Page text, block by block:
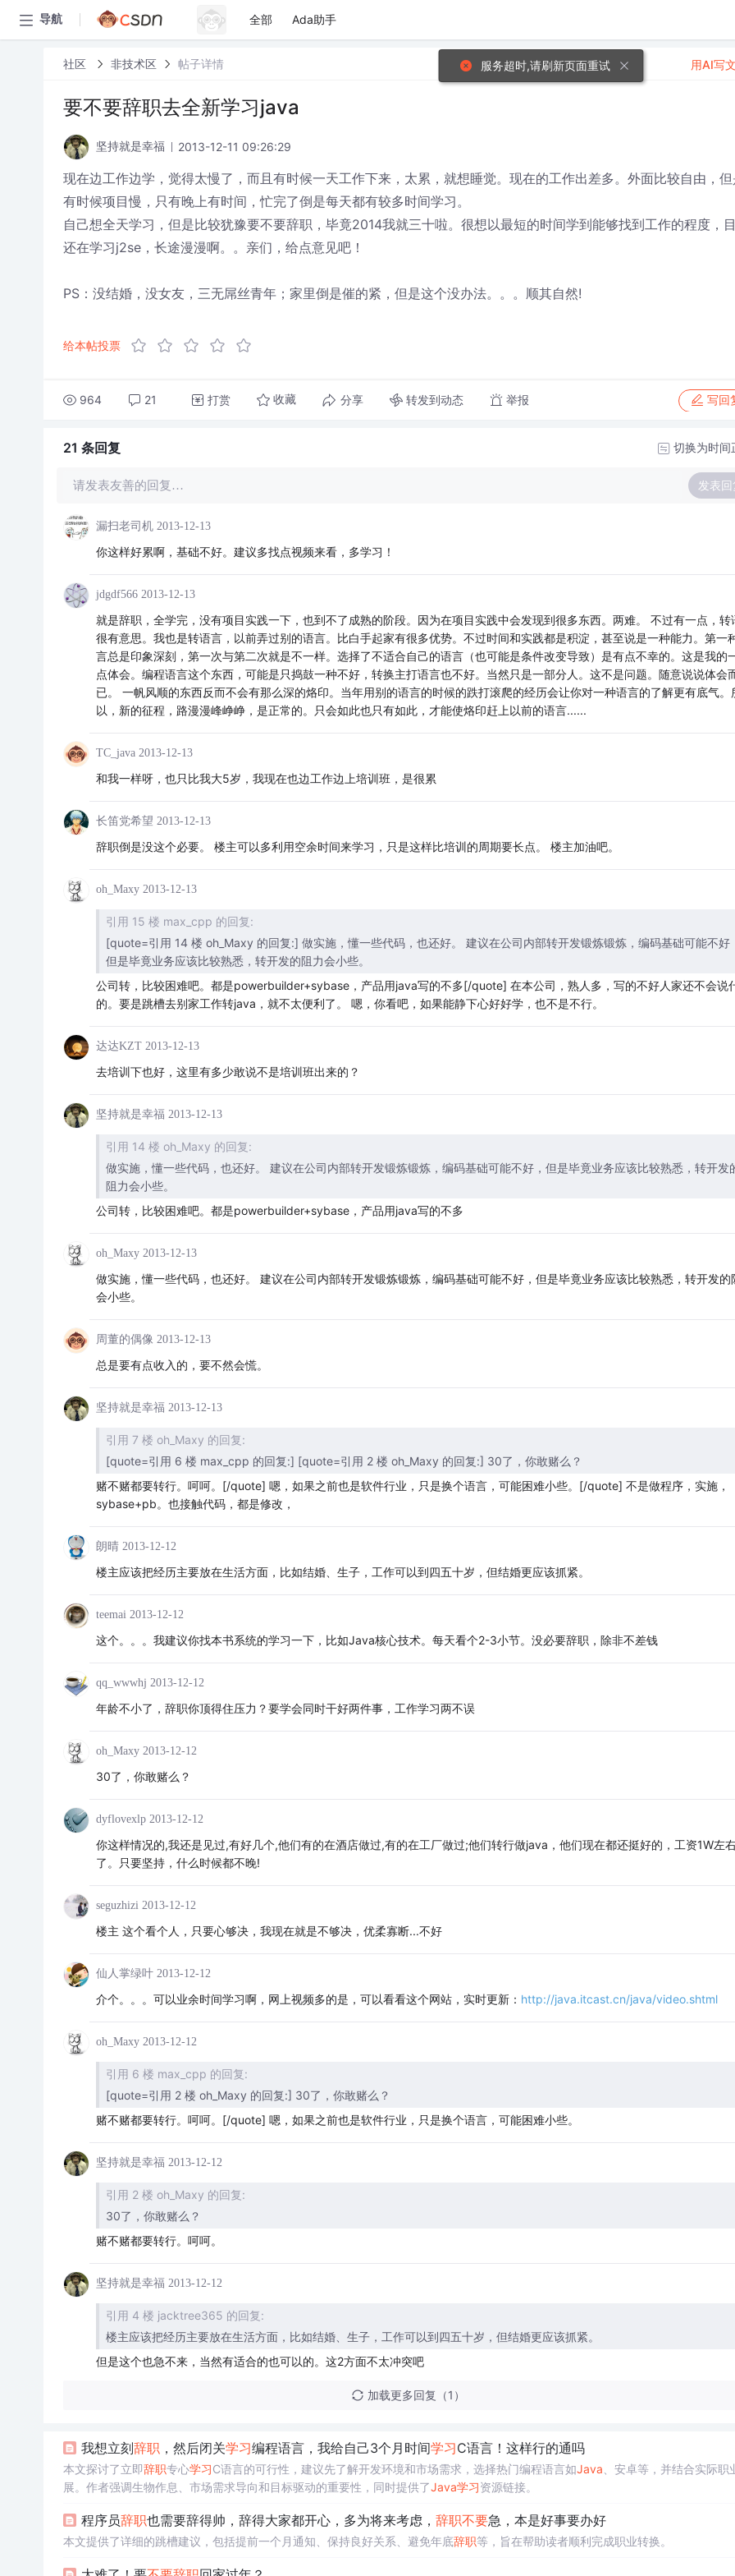
导航 全部 Ada助手
社区 非技术区 帖子详情
要不要辞职去全新学习java
坚持就是幸福 2013-12-11 09:26:29
现在边工作边学，觉得太慢了，而且有时候一天工作下来，太累，就想睡觉。现在的工作出差多。外面比较自由，但
有时候项目慢，只有晚上有时间，忙完了倒是每天都有较多时间学习。
自己想全天学习，但是比较犹豫要不要辞职，毕竟2014我就三十啦。很想以最短的时间学到能够找到工作的程度，
还在学习j2se，长途漫漫啊。。亲们，给点意见吧！
PS：没结婚，没女友，三无屌丝青年；家里倒是催的紧，但是这个没办法。。。顺其自然!
给本帖投票
964 21 打赏 收藏 分享 转发到动态 举报 写回
用AI写
21 条回复 切换为时间
请发表友善的回复… 发表回
漏扫老司机 2013-12-13
你这样好累啊，基础不好。建议多找点视频来看，多学习！
jdgdf566 2013-12-13
就是辞职，全学完，没有项目实践一下，也到不了成熟的阶段。因为在项目实践中会发现到很多东西。两难。 不过有一点，转
很有意思。我也是转语言，以前弄过别的语言。比白手起家有很多优势。不过时间和实践都是积淀，甚至说是一种能力。第一
言总是印象深刻，第一次与第二次就是不一样。选择了不适合自己的语言（也可能是条件改变导致）是有点不幸的。这是我的
点体会。编程语言这个东西，可能是只捣鼓一种不好，转换主打语言也不好。当然只是一部分人。这不是问题。随意说说体会
已。 一帆风顺的东西反而不会有那么深的烙印。当年用别的语言的时候的跌打滚爬的经历会让你对一种语言的了解更有底气。
以，新的征程，路漫漫峰峥峥，是正常的。只会如此也只有如此，才能使烙印赶上以前的语言......
TC_java 2013-12-13
和我一样呀，也只比我大5岁，我现在也边工作边上培训班，是很累
长笛党希望 2013-12-13
辞职倒是没这个必要。 楼主可以多利用空余时间来学习，只是这样比培训的周期要长点。 楼主加油吧。
oh_Maxy 2013-12-13
引用 15 楼 max_cpp 的回复:
[quote=引用 14 楼 oh_Maxy 的回复:] 做实施，懂一些代码，也还好。 建议在公司内部转开发锻炼锻炼，编码基础可能不好
但是毕竟业务应该比较熟悉，转开发的阻力会小些。
公司转，比较困难吧。都是powerbuilder+sybase，产品用java写的不多[/quote] 在本公司，熟人多，写的不好人家还不会说
的。要是跳槽去别家工作转java，就不太便利了。 嗯，你看吧，如果能静下心好好学，也不是不行。
达达KZT 2013-12-13
去培训下也好，这里有多少敢说不是培训班出来的？
坚持就是幸福 2013-12-13
引用 14 楼 oh_Maxy 的回复:
做实施，懂一些代码，也还好。 建议在公司内部转开发锻炼锻炼，编码基础可能不好，但是毕竟业务应该比较熟悉，转开发
阻力会小些。
公司转，比较困难吧。都是powerbuilder+sybase，产品用java写的不多
oh_Maxy 2013-12-13
做实施，懂一些代码，也还好。 建议在公司内部转开发锻炼锻炼，编码基础可能不好，但是毕竟业务应该比较熟悉，转开发的
会小些。
周董的偶像 2013-12-13
总是要有点收入的，要不然会慌。
坚持就是幸福 2013-12-13
引用 7 楼 oh_Maxy 的回复:
[quote=引用 6 楼 max_cpp 的回复:] [quote=引用 2 楼 oh_Maxy 的回复:] 30了，你敢赌么？
赌不赌都要转行。呵呵。[/quote] 嗯，如果之前也是软件行业，只是换个语言，可能困难小些。[/quote] 不是做程序，实施，
sybase+pb。也接触代码，都是修改，
朗晴 2013-12-12
楼主应该把经历主要放在生活方面，比如结婚、生子，工作可以到四五十岁，但结婚更应该抓紧。
teemai 2013-12-12
这个。。。我建议你找本书系统的学习一下，比如Java核心技术。每天看个2-3小节。没必要辞职，除非不差钱
qq_wwwhj 2013-12-12
年龄不小了，辞职你顶得住压力？要学会同时干好两件事，工作学习两不误
oh_Maxy 2013-12-12
30了，你敢赌么？
dyflovexlp 2013-12-12
你这样情况的,我还是见过,有好几个,他们有的在酒店做过,有的在工厂做过;他们转行做java，他们现在都还挺好的，工资1W左
了。只要坚持，什么时候都不晚!
seguzhizi 2013-12-12
楼主 这个看个人，只要心够决，我现在就是不够决，优柔寡断...不好
仙人掌绿叶 2013-12-12
介个。。。可以业余时间学习啊，网上视频多的是，可以看看这个网站，实时更新： http://java.itcast.cn/java/video.shtml
oh_Maxy 2013-12-12
引用 6 楼 max_cpp 的回复:
[quote=引用 2 楼 oh_Maxy 的回复:] 30了，你敢赌么？
赌不赌都要转行。呵呵。[/quote] 嗯，如果之前也是软件行业，只是换个语言，可能困难小些。
坚持就是幸福 2013-12-12
引用 2 楼 oh_Maxy 的回复:
30了，你敢赌么？
赌不赌都要转行。呵呵。
坚持就是幸福 2013-12-12
引用 4 楼 jacktree365 的回复:
楼主应该把经历主要放在生活方面，比如结婚、生子，工作可以到四五十岁，但结婚更应该抓紧。
但是这个也急不来，当然有适合的也可以的。这2方面不太冲突吧
加载更多回复（1）
我想立刻辞职，然后闭关学习编程语言，我给自己3个月时间学习C语言！这样行的通吗
本文探讨了立即辞职专心学习C语言的可行性，建议先了解开发环境和市场需求，选择热门编程语言如Java 、安卓等，并结合实际职
展。作者强调生物作息、市场需求导向和目标驱动的重要性，同时提供了Java学习资源链接。
程序员辞职也需要辞得帅，辞得大家都开心，多为将来考虑， 辞职不要急，本是好事要办好
本文提供了详细的跳槽建议，包括提前一个月通知、保持良好关系、避免年底辞职等，旨在帮助读者顺利完成职业转换。